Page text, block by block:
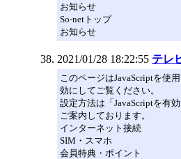
お知らせ
So-netトップ
お知らせ
2021/01/28 18:22:55 テレ
このページはJavaScriptを使
効にしてご覧ください。
設定方法は「JavaScriptを有
ご案内しております。
インターネット接続
SIM・スマホ
会員特典・ポイント